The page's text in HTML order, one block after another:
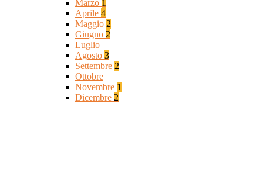
Marzo 1
Aprile 4
Maggio 2
Giugno 2
Luglio
Agosto 3
Settembre 2
Ottobre
Novembre 1
Dicembre 2